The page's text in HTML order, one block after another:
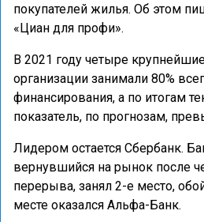
покупателей жилья. Об этом
«Циан для профи».
В 2021 году четыре
организации занимали 80%
финансирования, а по итогам
показатель, по прогнозам,
Лидером остается Сбербанк.
вернувшийся на рынок после
перерыва, занял 2-е место,
месте оказался Альфа-Банк.